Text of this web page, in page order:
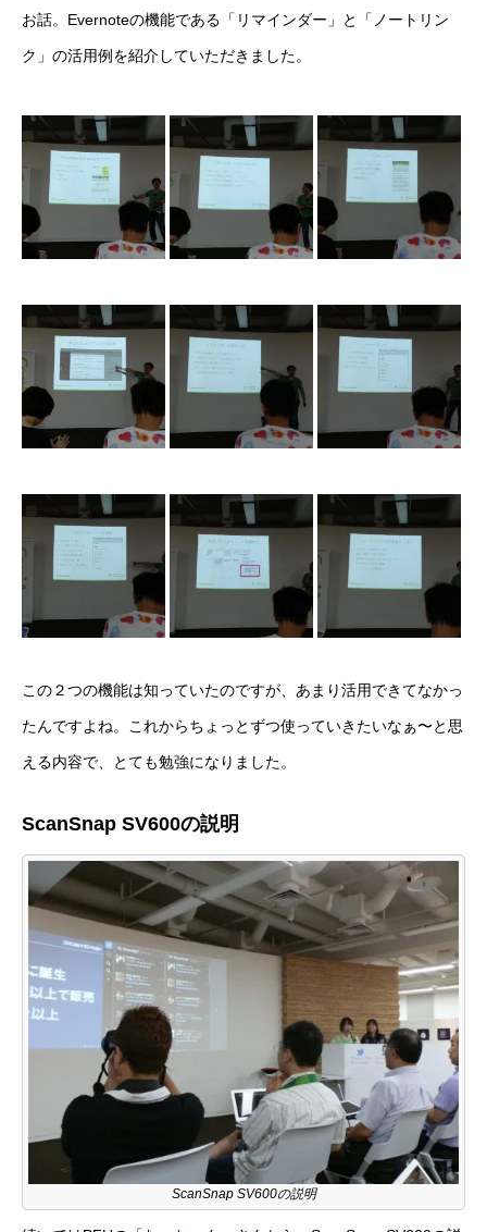
お話。Evernoteの機能である「リマインダー」と「ノートリン
ク」の活用例を紹介していただきました。
この２つの機能は知っていたのですが、あまり活用できてなかっ
たんですよね。これからちょっとずつ使っていきたいなぁ〜と思
える内容で、とても勉強になりました。
ScanSnap SV600の説明
ScanSnap SV600の説明